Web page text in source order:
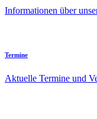
Informationen über
Termine
Aktuelle Termine und